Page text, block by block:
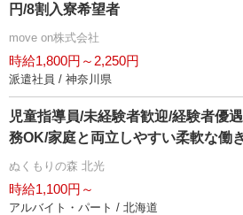
円/8割入寮希望者
move on株式会社
時給1,800円～2,250円
派遣社員 / 神奈川県
児童指導員/未経験者歓迎/経験者優
務OK/家庭と両立しやすい柔軟な働
ぬくもりの森 北光
時給1,100円～
アルバイト・パート / 北海道